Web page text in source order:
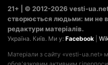
21+ | © 2012-2026 vesti-
створюється людьми: ми не
редактури матеріалів.
Україна. Київ. Ми у: Facebook
Матеріали з сайту «vesti-ua.net»